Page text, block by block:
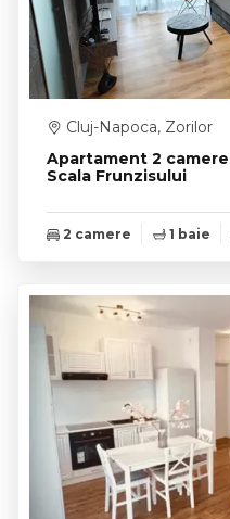
Apartament 2
Scala Frunzisului
Cluj-Napoca, Zorilor
2 camere 1 baie